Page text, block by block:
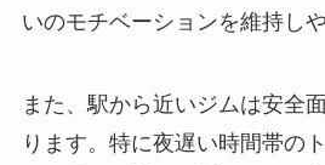
いのモチベーションを維持し
また、駅から近いジムは安全
ります。特に夜遅い時間帯の